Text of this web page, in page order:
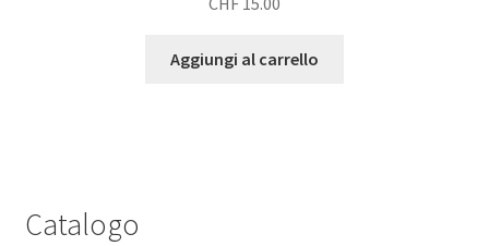
Aggiungi al carrello
Catalogo